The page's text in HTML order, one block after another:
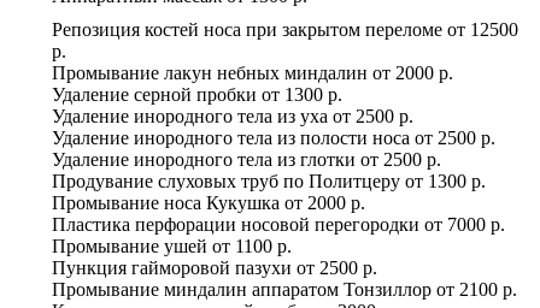
Репозиция костей носа при закрытом переломе от 12500
р.
Промывание лакун небных миндалин от 2000 р.
Удаление серной пробки от 1300 р.
Удаление инородного тела из уха от 2500 р.
Удаление инородного тела из полости носа от 2500 р.
Удаление инородного тела из глотки от 2500 р.
Продувание слуховых труб по Политцеру от 1300 р.
Промывание носа Кукушка от 2000 р.
Пластика перфорации носовой перегородки от 7000 р.
Промывание ушей от 1100 р.
Пункция гайморовой пазухи от 2500 р.
Промывание миндалин аппаратом Тонзиллор от 2100 р.